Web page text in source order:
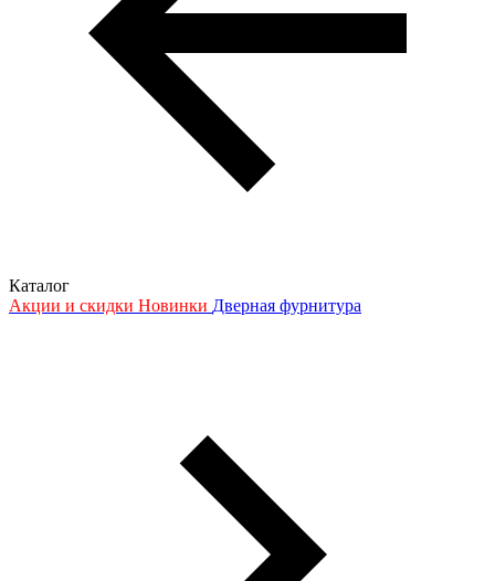
Каталог
Акции и скидки Новинки Дверная фурнитура